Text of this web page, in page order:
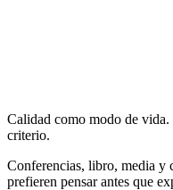
Calidad como modo de vida.
criterio.
Conferencias, libro, media y
prefieren pensar antes que